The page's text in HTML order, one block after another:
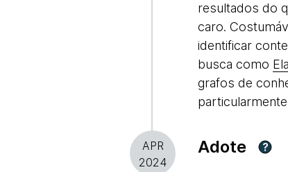
resultados do
caro.
identificar
busca como
grafos de
APR
2024
Adote ?